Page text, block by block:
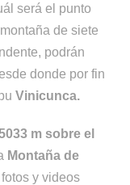
será el punto
de siete
podrán
donde por fin
Vinicunca.
m sobre el
Montaña de
y videos